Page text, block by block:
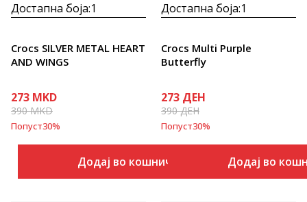
Достапна боја:1
Crocs SILVER METAL HEART
AND WINGS
273 MKD
390MKD
Попуст30%
Додај во кошничка
Достапна боја:1
Crocs Multi Purple
Butterfly
273 ДЕН
390ДЕН
Попуст30%
Додај во